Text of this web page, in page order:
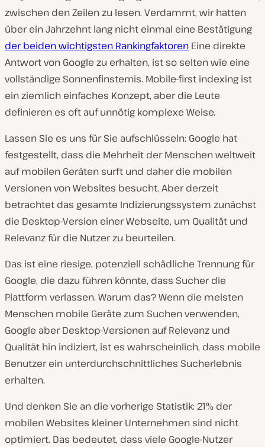
zwischen den Zeilen zu lesen. Verdammt, wir hatten
über ein Jahrzehnt lang nicht einmal eine Bestätigung
der beiden wichtigsten Rankingfaktoren Eine direkte
Antwort von Google zu erhalten, ist so selten wie eine
vollständige Sonnenfinsternis. Mobile-first indexing ist
ein ziemlich einfaches Konzept, aber die Leute
definieren es oft auf unnötig komplexe Weise.
Lassen Sie es uns für Sie aufschlüsseln: Google hat
festgestellt, dass die Mehrheit der Menschen weltweit
auf mobilen Geräten surft und daher die mobilen
Versionen von Websites besucht. Aber derzeit
betrachtet das gesamte Indizierungssystem zunächst
die Desktop-Version einer Webseite, um Qualität und
Relevanz für die Nutzer zu beurteilen.
Das ist eine riesige, potenziell schädliche Trennung für
Google, die dazu führen könnte, dass Sucher die
Plattform verlassen. Warum das? Wenn die meisten
Menschen mobile Geräte zum Suchen verwenden,
Google aber Desktop-Versionen auf Relevanz und
Qualität hin indiziert, ist es wahrscheinlich, dass mobile
Benutzer ein unterdurchschnittliches Sucherlebnis
erhalten.
Und denken Sie an die vorherige Statistik: 21% der
mobilen Websites kleiner Unternehmen sind nicht
optimiert. Das bedeutet, dass viele Google-Nutzer